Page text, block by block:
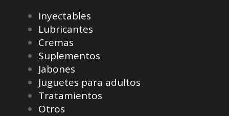
Inyectables
Lubricantes
Cremas
Suplementos
Jabones
Juguetes para adultos
Tratamientos
Otros